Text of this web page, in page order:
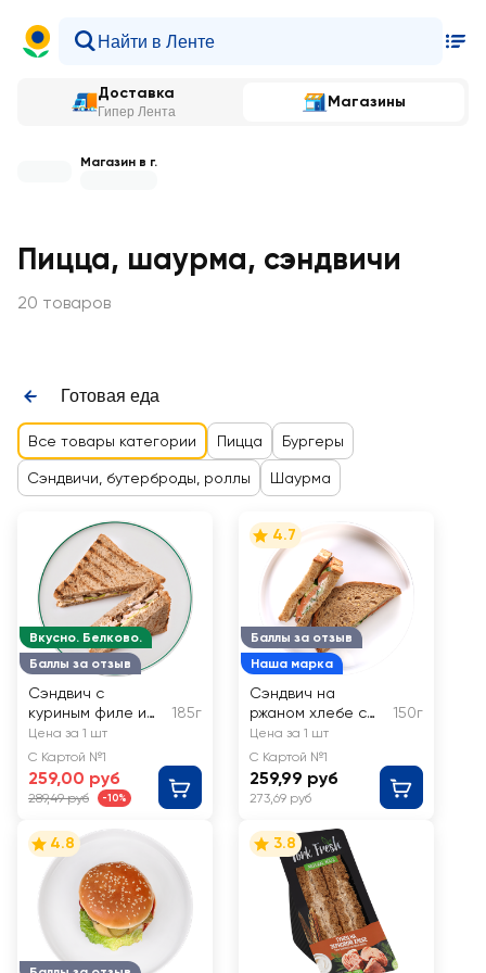
Доставка
Гипер Лента
Магазины
Магазин в г.
Пицца, шаурма, сэндвичи
20 товаров
Готовая еда
Все товары категории Пицца Бургеры
Сэндвичи, бутерброды, роллы Шаурма
Вкусно. Белково.
Баллы за отзыв
Сэндвич с
куриным филе и
горчичным-карри
соусом ЛЕНТА
FRESH
185г
Цена за 1 шт
С Картой №1
259,00 руб
289,49 руб -10%
Баллы за отзыв
Наша марка
4.7
Сэндвич на
ржаном хлебе с
лососем ЛЕНТА
FRESH
150г
Цена за 1 шт
С Картой №1
259,99 руб
273,69 руб
4.8 3.8